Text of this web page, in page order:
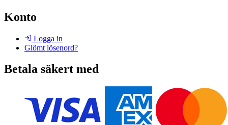
Konto
Logga in
Glömt lösenord?
Betala säkert med